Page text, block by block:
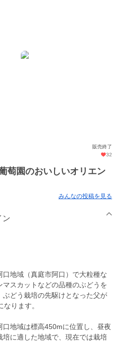
販売終了
32
萄園のおいしいオリエン
みんなの投稿を見る
ン
地域（真庭市阿口）で大粒種な
マスカットなどの品種のぶどうを
どう栽培の先駆けとなった父が
ります。
地域は標高450mに位置し、昼夜
に適した地域で、現在では栽培